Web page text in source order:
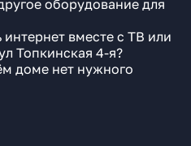
оборудование для
вместе с ТВ или
Топкинская 4-я?
доме нет нужного